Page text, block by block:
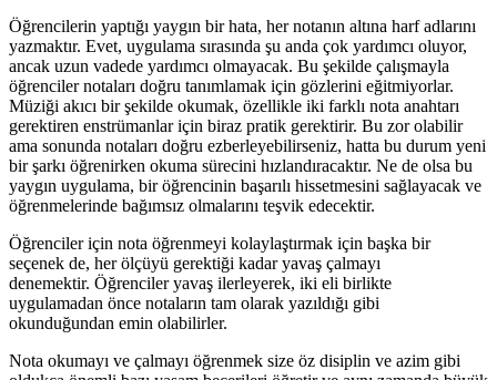
Öğrencilerin yaptığı yaygın bir hata, her notanın altına harf adlarını
yazmaktır. Evet, uygulama sırasında şu anda çok yardımcı oluyor,
ancak uzun vadede yardımcı olmayacak. Bu şekilde çalışmayla
öğrenciler notaları doğru tanımlamak için gözlerini eğitmiyorlar.
Müziği akıcı bir şekilde okumak, özellikle iki farklı nota anahtarı
gerektiren enstrümanlar için biraz pratik gerektirir. Bu zor olabilir
ama sonunda notaları doğru ezberleyebilirseniz, hatta bu durum yeni
bir şarkı öğrenirken okuma sürecini hızlandıracaktır. Ne de olsa bu
yaygın uygulama, bir öğrencinin başarılı hissetmesini sağlayacak ve
öğrenmelerinde bağımsız olmalarını teşvik edecektir.
Öğrenciler için nota öğrenmeyi kolaylaştırmak için başka bir
seçenek de, her ölçüyü gerektiği kadar yavaş çalmayı
denemektir. Öğrenciler yavaş ilerleyerek, iki eli birlikte
uygulamadan önce notaların tam olarak yazıldığı gibi
okunduğundan emin olabilirler.
Nota okumayı ve çalmayı öğrenmek size öz disiplin ve azim gibi